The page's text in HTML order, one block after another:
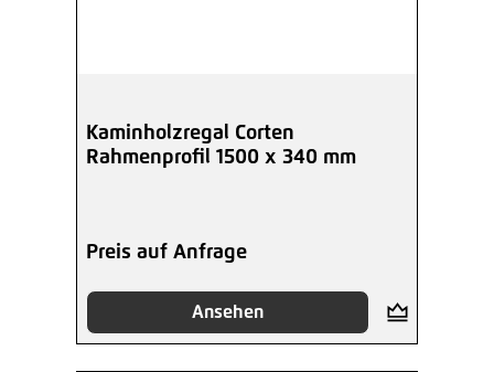
Kaminholzregal Corten
Rahmenprofil 1500 x 340 mm
Preis auf Anfrage
Ansehen